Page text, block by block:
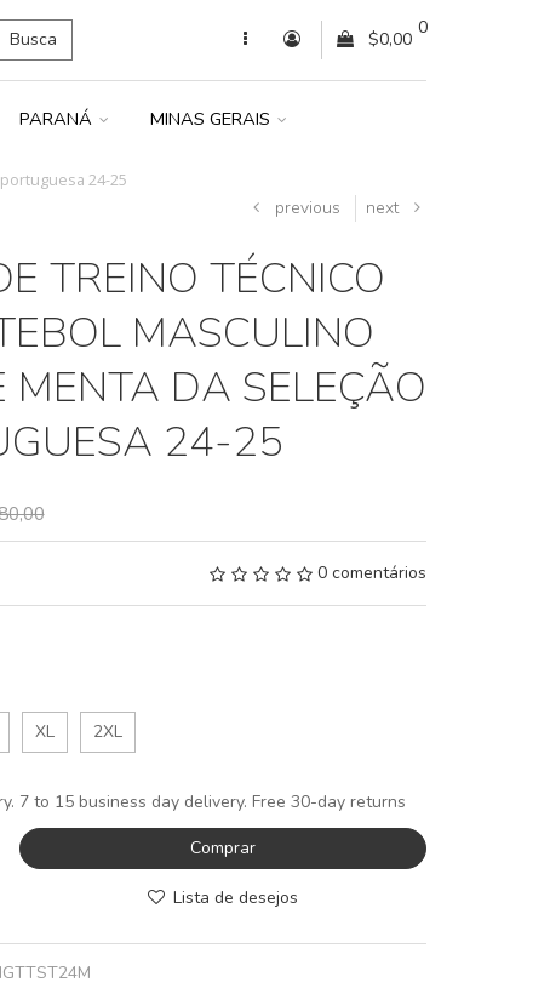
Busca
0
$0,00
PARANÁ MINAS GERAIS
24-25
previous next
TREINO TÉCNICO
MASCULINO
MENTA DA SELEÇÃO
24-25
0 comentários
XL 2XL
7 to 15 business day delivery. Free 30-day returns
Comprar
Lista de desejos